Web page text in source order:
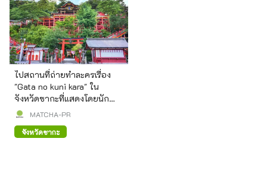
ไปสถานที่ถ่ายทำละครเรื่อง
"Gata no kuni kara" ใน
จังหวัดซากะที่แสดงโดยนัก
แสดงคนไทยกัน!
MATCHA-PR
จังหวัดซากะ